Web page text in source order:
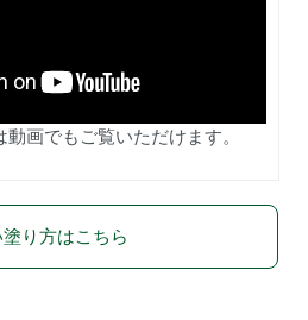
画でもご覧いただけます。
り方はこちら